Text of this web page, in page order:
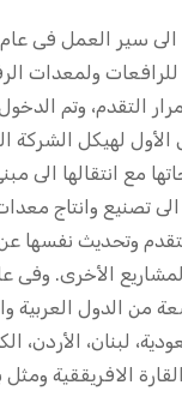
ولمعدات
التقدم، وتم
لهيكل الشركة
مع انتقالها الى
الى تصنيع وانتاج
وتحديث نفسها
من الدول العربية
لبنان،